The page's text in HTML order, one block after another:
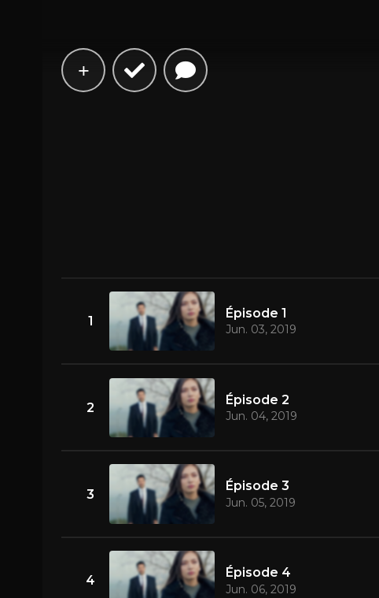
1
Épisode 1
Jun. 03, 2019
2
Épisode 2
Jun. 04, 2019
3
Épisode 3
Jun. 05, 2019
4
Épisode 4
Jun. 06, 2019